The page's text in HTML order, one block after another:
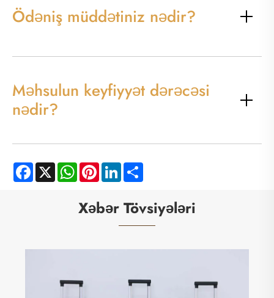
Ödəniş müddətiniz nədir?
Məhsulun keyfiyyət dərəcəsi
nədir?
Facebook
X WhatsApp
PinterestLinkedIn
Xəbər Tövsiyələri